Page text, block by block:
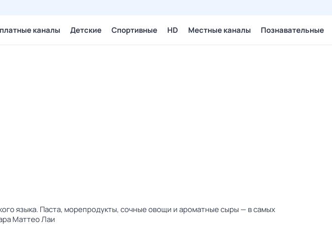
каналы Детские Спортивные HD Местные каналы Познавательные
языка. Паста, морепродукты, сочные овощи и ароматные сыры — в самых
Маттео Лаи